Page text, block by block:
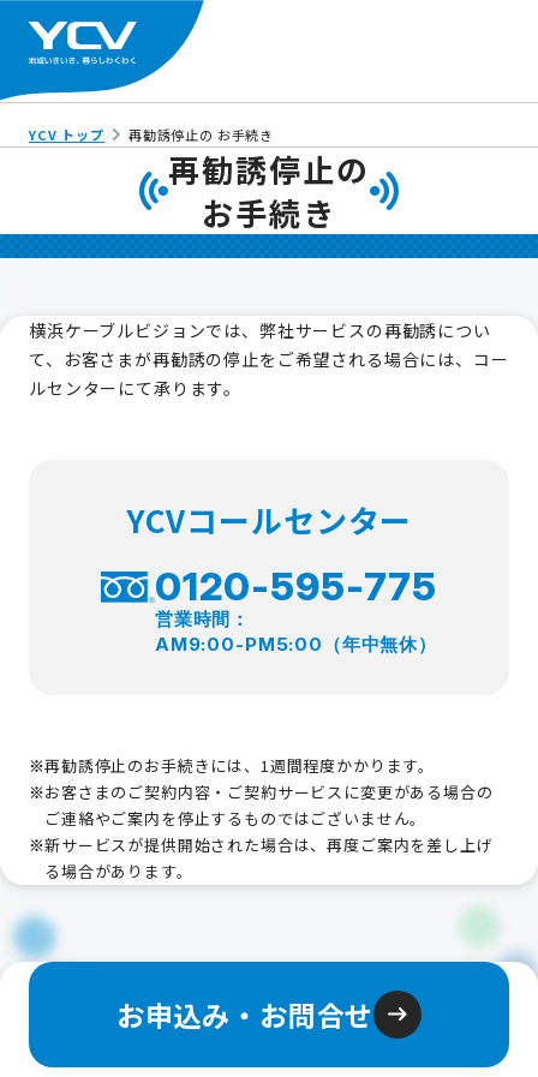
YCV トップ 再勧誘停止の お手続き
再勧誘停止の
お手続き
横浜ケーブルビジョンでは、弊社サービスの再勧誘​につい
て、 お客さまが再勧誘​の停止をご希望される場合には、コー
ルセンターにて承ります。
YCVコールセンター
0120-595-775
営業時間：
AM9:00-PM5:00（年中無休）
再勧誘​停止のお手続きには、1週間程度かかります。
お客さまのご契約内容・ご契約サービスに変更がある場合の
ご連絡やご案内を停止するものではございません。
新サービスが提供開始された場合は、再度ご案内を差し上げ
る場合があります。
お申込み・お問合せ